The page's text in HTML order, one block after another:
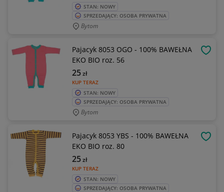
STAN: NOWY
SPRZEDAJĄCY: OSOBA PRYWATNA
Bytom
Pajacyk 8053 OGO - 100% BAWEŁNA
EKO BIO roz. 56
KUP TERAZ
25zł
STAN: NOWY
SPRZEDAJĄCY: OSOBA PRYWATNA
Bytom
Pajacyk 8053 YBS - 100% BAWEŁNA
EKO BIO roz. 80
KUP TERAZ
25zł
STAN: NOWY
SPRZEDAJĄCY: OSOBA PRYWATNA